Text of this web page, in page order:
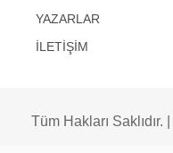
YAZARLAR
İLETİŞİM
Tüm Hakları Saklıdır. |